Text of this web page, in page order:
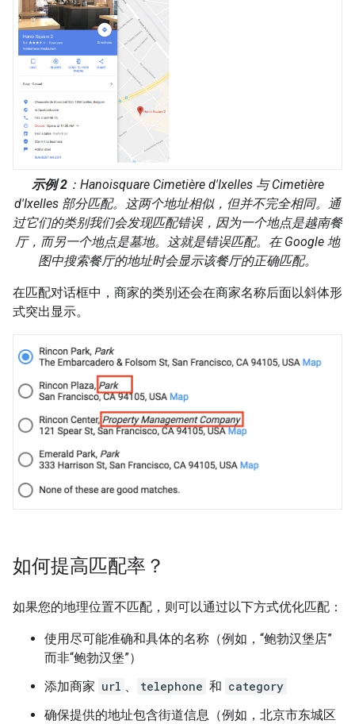
示例 2：Hanoisquare Cimetière d'Ixelles 与 Cimetière
d'Ixelles 部分匹配。这两个地址相似，但并不完全相同。通
过它们的类别我们会发现匹配错误，因为一个地点是越南餐
厅，而另一个地点是墓地。这就是错误匹配。在 Google 地
图中搜索餐厅的地址时会显示该餐厅的正确匹配。
在匹配对话框中，商家的类别还会在商家名称后面以斜体形
式突出显示。
如何提高匹配率？
如果您的地理位置不匹配，则可以通过以下方式优化匹配：
使用尽可能准确和具体的名称（例如，“鲍勃汉堡店”
而非“鲍勃汉堡”）
添加商家 url 、 telephone 和 category
确保提供的地址包含街道信息（例如，北京市东城区